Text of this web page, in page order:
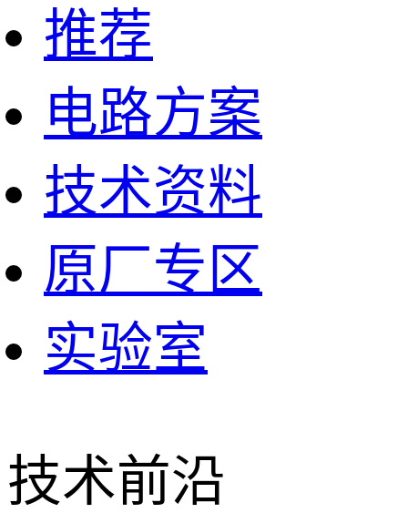
推荐
电路方案
技术资料
原厂专区
实验室
技术前沿